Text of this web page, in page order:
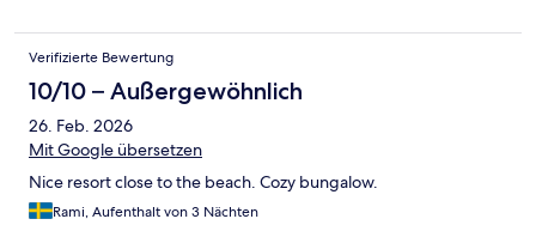
Verifizierte Bewertung
10/10 – Außergewöhnlich
26. Feb. 2026
Mit Google übersetzen
Nice resort close to the beach. Cozy bungalow.
Rami, Aufenthalt von 3 Nächten